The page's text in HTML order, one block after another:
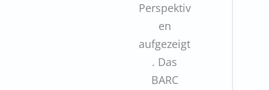
Perspektiv
en
aufgezeigt
. Das
BARC